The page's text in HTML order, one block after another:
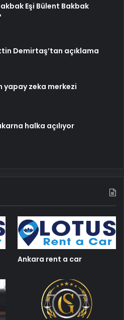
Eşi Bülent Bakbak
Demirtaş’tan açıklama
yapay zeka merkezi
halka açılıyor
Ankara rent a car